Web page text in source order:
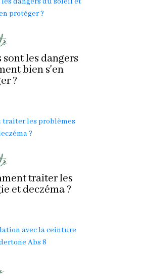
sont les dangers
bien s'en
?
traiter les
et deczéma ?